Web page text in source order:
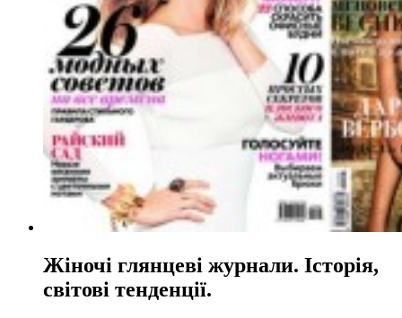
Жіночі глянцеві журнали. Історія,
світові тенденції.